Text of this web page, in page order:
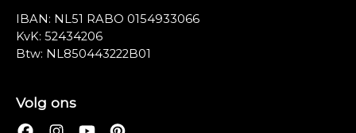
IBAN: NL51 RABO 0154933066
KvK: 52434206
Btw: NL850443222B01
Volg ons